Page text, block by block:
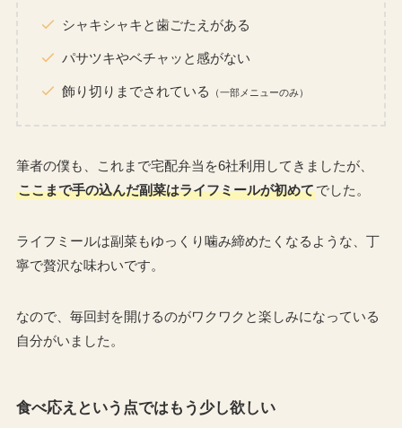
シャキシャキと歯ごたえがある
パサツキやベチャッと感がない
飾り切りまでされている （一部メニューのみ）
筆者の僕も、これまで宅配弁当を6社利用してきましたが、
ここまで手の込んだ副菜はライフミールが初めてでした。
ライフミールは副菜もゆっくり噛み締めたくなるような、丁
寧で贅沢な味わいです。
なので、毎回封を開けるのがワクワクと楽しみになっている
自分がいました。
食べ応えという点ではもう少し欲しい